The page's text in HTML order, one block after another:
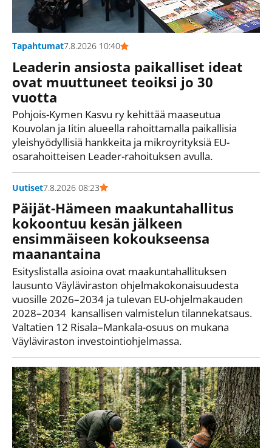
Tapahtumat7.8.2026 10:40
Leaderin ansiosta paikalliset ideat
ovat muuttuneet teoiksi jo 30
vuotta
Pohjois-Kymen Kasvu ry kehittää maaseutua
Kouvolan ja Iitin alueella rahoittamalla paikallisia
yleishyödyllisiä hankkeita ja mikroyrityksiä EU-
osarahoitteisen Leader-rahoituksen avulla.
Uutiset7.8.2026 08:23
Päijät-Hämeen maakuntahallitus
kokoontuu kesän jälkeen
ensimmäiseen kokoukseensa
maanantaina
Esityslistalla asioina ovat maakuntahallituksen
lausunto Väyläviraston ohjelmakokonaisuudesta
vuosille 2026–2034 ja tulevan EU-ohjelmakauden
2028–2034 kansallisen valmistelun tilannekatsaus.
Valtatien 12 Risala–Mankala-osuus on mukana
Väyläviraston investointiohjelmassa.